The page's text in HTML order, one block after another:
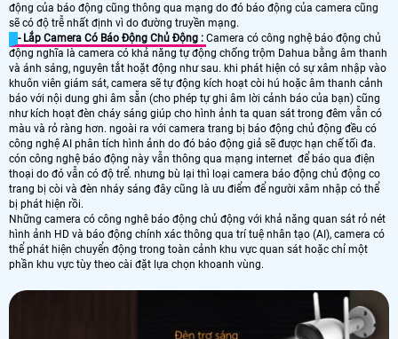
động của báo động cũng thông qua mạng do đó báo động của camera cũng
sẽ có độ trễ nhất định vì do đường truyền mạng.
- Lắp Camera Có Báo Động Chủ Động : Camera có công nghệ báo động chủ
động nghĩa là camera có khả năng tự động chống trộm Dahua bằng âm thanh
và ánh sáng, nguyên tắt hoặt động như sau. khi phát hiện có sự xâm nhập vào
khuôn viên giám sát, camera sẽ tự động kích hoạt còi hú hoặc âm thanh cảnh
báo với nội dung ghi âm sẵn (cho phép tự ghi âm lời cảnh báo của bạn) cũng
như kích hoạt đèn cháy sáng giúp cho hình ảnh ta quan sát trong đêm vẫn có
màu và rỏ ràng hơn. ngoài ra với camera trang bị báo động chủ động đều có
công nghệ AI phân tích hình ảnh do đó báo động giả sẽ được hạn chế tối đa.
cón công nghệ báo động này vẫn thông qua mạng internet để báo qua điện
thoại do đó vẫn có độ trể. nhưng bù lại thì loại camera báo động chủ động co
trang bị còi và đèn nháy sáng đây cũng là ưu điểm để người xâm nhập có thể
bị phát hiện rồi.
Những camera có công nghê báo động chủ động với khả năng quan sát rỏ nét
hình ảnh HD và báo động chính xác thông qua trí tuệ nhân tạo (AI), camera có
thể phát hiện chuyển động trong toàn cảnh khu vực quan sát hoặc chỉ một
phần khu vực tùy theo cài đặt lựa chọn khoanh vùng.